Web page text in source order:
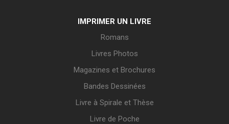
IMPRIMER UN LIVRE
Romans
Livres Photos
Magazines et Brochures
Bandes Dessinées
Livre à Spirale et Thèse
Livre de Poche